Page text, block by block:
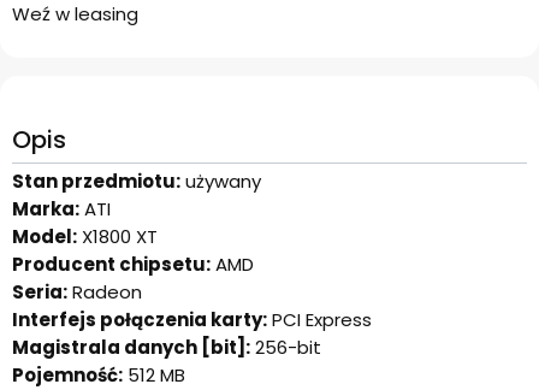
Weź w leasing
Opis
Stan przedmiotu:używany
Marka:ATI
Model: X1800 XT
Producent chipsetu:AMD
Seria:Radeon
Interfejs połączenia karty:PCI Express
Magistrala danych [bit]:256-bit
Pojemność: 512 MB